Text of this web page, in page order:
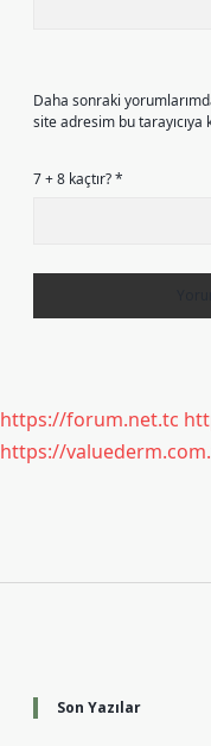
Daha sonraki
site adresim bu tarayıcıya
7 + 8 kaçtır?*
https://forum.net.tc
https://
Son Yazılar